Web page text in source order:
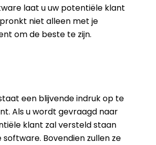
laat u uw potentiële klant
niet alleen met je
om de beste te zijn.
een blijvende indruk op te
Als u wordt gevraagd naar
klant zal versteld staan
Bovendien zullen ze